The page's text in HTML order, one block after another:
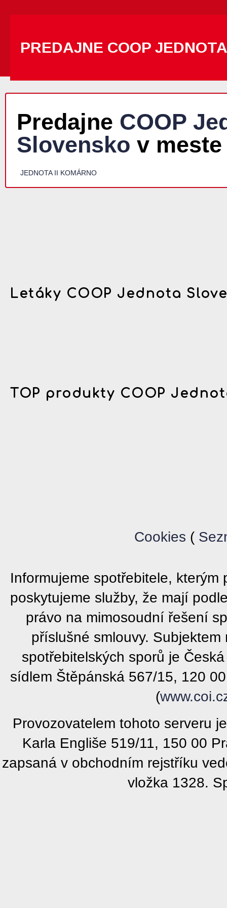
PREDAJNE COOP
Predajne COOP
Slovensko v
JEDNOTA II KOMÁRNO
Letáky COOP Jednota
TOP produkty COOP
Cookies (
Informujeme spotřebitele, kterým
poskytujeme služby, že mají
právo na mimosoudní řešení
příslušné smlouvy.
spotřebitelských sporů je
sídlem Štěpánská 567/15, 120
(
Provozovatelem tohoto serveru
Karla Engliše 519/11, 150 00
zapsaná v obchodním rejstříku
vložka 1328.